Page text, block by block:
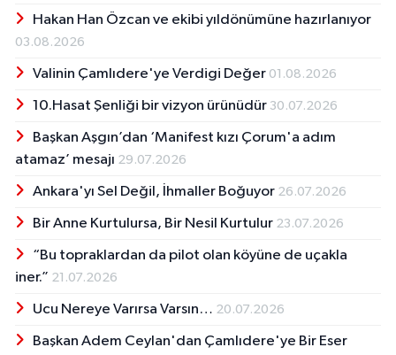
Hakan Han Özcan ve ekibi yıldönümüne hazırlanıyor
03.08.2026
Valinin Çamlıdere'ye Verdigi Değer 01.08.2026
10.Hasat Şenliği bir vizyon ürünüdür 30.07.2026
Başkan Aşgın’dan ‘Manifest kızı Çorum'a adım
atamaz’ mesajı 29.07.2026
Ankara'yı Sel Değil, İhmaller Boğuyor 26.07.2026
Bir Anne Kurtulursa, Bir Nesil Kurtulur 23.07.2026
“Bu topraklardan da pilot olan köyüne de uçakla
iner.” 21.07.2026
Ucu Nereye Varırsa Varsın… 20.07.2026
Başkan Adem Ceylan'dan Çamlıdere'ye Bir Eser